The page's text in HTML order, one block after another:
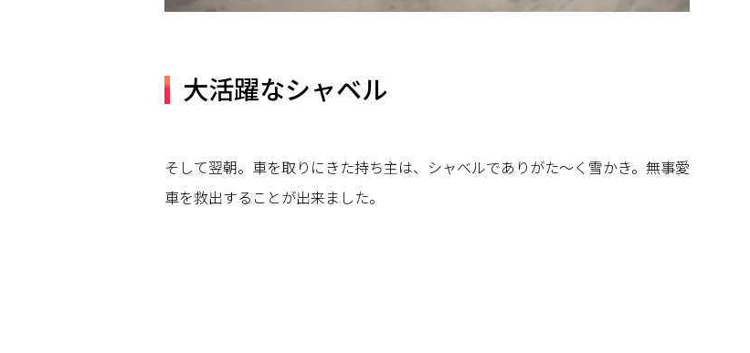
大活躍なシャベル
そして翌朝。車を取りにきた持ち主は、シャベルでありがた～く雪かき。無事愛
車を救出することが出来ました。